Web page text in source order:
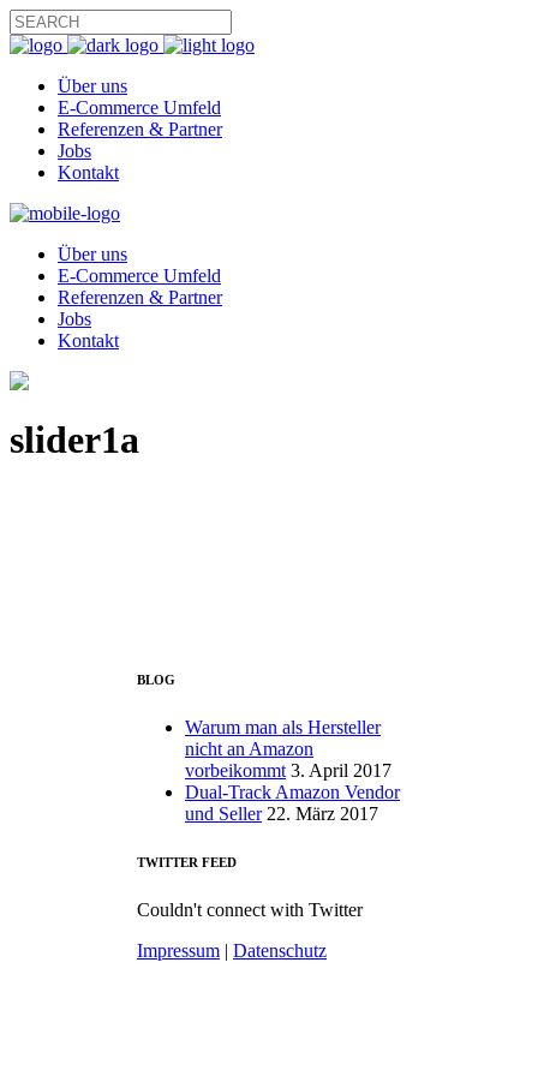
Über uns
E-Commerce Umfeld
Referenzen & Partner
Jobs
Kontakt
Über uns
E-Commerce Umfeld
Referenzen & Partner
Jobs
Kontakt
slider1a
BLOG
Warum man als Hersteller
nicht an Amazon
vorbeikommt 3. April 2017
Dual-Track Amazon Vendor
und Seller 22. März 2017
TWITTER FEED
Couldn't connect with Twitter
Impressum | Datenschutz